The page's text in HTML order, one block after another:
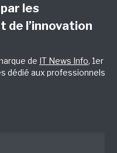
les
de l’innovation
de IT News Info, 1er
dédié aux professionnels